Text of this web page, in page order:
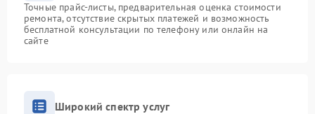
Точные прайс-листы, предварительная оценка стоимости
ремонта, отсутствие скрытых платежей и возможность
бесплатной консультации по телефону или онлайн на
сайте
Широкий спектр услуг